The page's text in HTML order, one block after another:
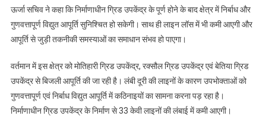
निर्माणाधीन
मझौलिया
एवं
माधोपुर
ऊर्जा सचिव ने कहा कि निर्माणाधीन ग्रिड उपकेंद्र के पूर्ण होने के बाद क्षेत्र में निर्बाध और
गुणवत्तापूर्ण विद्युत आपूर्ति सुनिश्चित हो सकेगी। साथ ही लाइन लॉस में भी कमी आएगी और
आपूर्ति से जुड़ी तकनीकी समस्याओं का समाधान संभव हो पाएगा।
वर्तमान में इस क्षेत्र को मोतिहारी ग्रिड उपकेंद्र, रक्सौल ग्रिड उपकेंद्र एवं बेतिया ग्रिड
उपकेंद्र से बिजली आपूर्ति की जा रही है। लंबी दूरी की लाइनों के कारण उपभोक्ताओं को
गुणवत्तापूर्ण एवं निर्बाध विद्युत आपूर्ति में कठिनाइयों का सामना करना पड़ रहा है।
निर्माणाधीन ग्रिड उपकेंद्र के निर्माण से 33 केवी लाइनों की लंबाई में कमी आएगी।